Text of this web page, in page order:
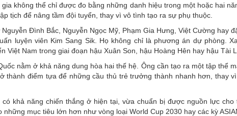
không thể chỉ được đo bằng những danh hiệu trong một hoặc hai
tịch để nâng tầm đội tuyển, thay vì vô tình tạo ra sự phụ thuộc.
Đình Bắc, Nguyễn Ngọc Mỹ, Phạm Gia Hưng, Việt Cường hay
luyện viên Kim Sang Sik. Họ không chỉ là phương án dự phòng.
Việt Nam trong giai đoạn hậu Xuân Son, hậu Hoàng Hên hay hậu Tài
nằm ở khả năng dung hòa hai thế hệ. Ông cần tạo ra một tập thể
thành điểm tựa để những cầu thủ trẻ trưởng thành nhanh hơn, thay
khả năng chiến thắng ở hiện tại, vừa chuẩn bị được nguồn lực cho
mục tiêu lớn hơn như vòng loại World Cup 2030 hay các kỳ